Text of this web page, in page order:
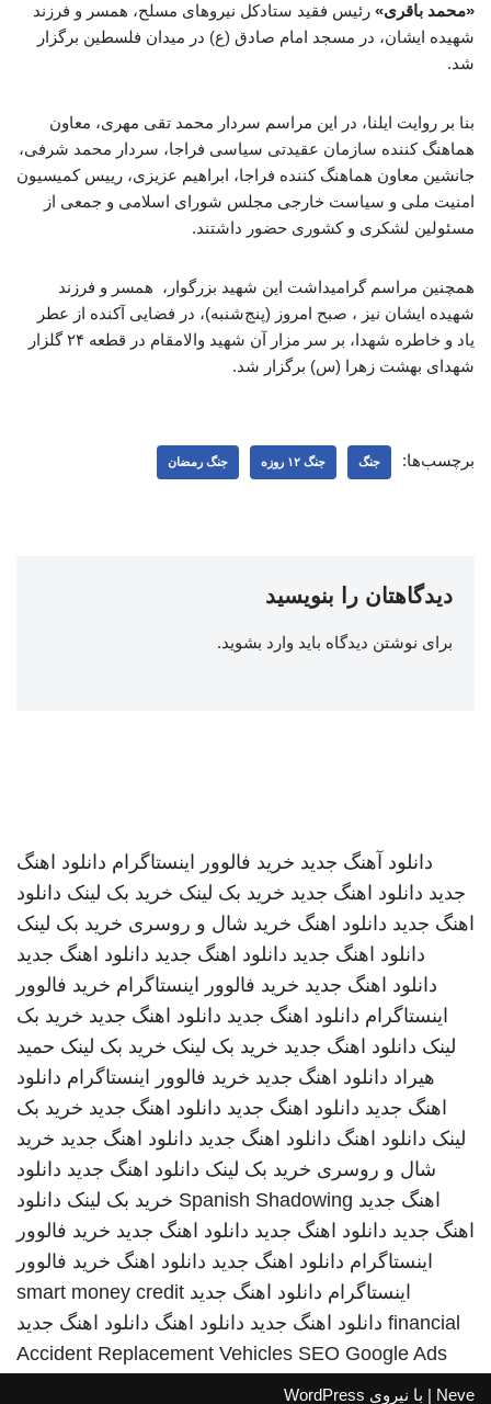
«محمد باقری» رئیس فقید ستادکل نیروهای مسلح، همسر و فرزند
شهیده ایشان، در مسجد امام صادق (ع) در میدان فلسطین برگزار
شد.
بنا بر روایت ایلنا، در این مراسم سردار محمد تقی مهری، معاون
هماهنگ کننده سازمان عقیدتی سیاسی فراجا، سردار محمد شرفی،
جانشین معاون هماهنگ کننده فراجا، ابراهیم عزیزی، رییس کمیسیون
امنیت ملی و سیاست خارجی مجلس شورای اسلامی و جمعی از
مسئولین لشکری و کشوری حضور داشتند.
همچنین مراسم گرامیداشت این شهید بزرگوار، همسر و فرزند
شهیده ایشان نیز ، صبح امروز (پنج‌شنبه)، در فضایی آکنده از عطر
یاد و خاطره شهدا، بر سر مزار آن شهید والامقام در قطعه ۲۴ گلزار
شهدای بهشت زهرا (س) برگزار شد.
برچسب‌ها: جنگ جنگ ۱۲ روزه جنگ رمضان
دیدگاهتان را بنویسید
برای نوشتن دیدگاه باید وارد بشوید.
دانلود آهنگ جدید خرید فالوور اینستاگرام دانلود اهنگ
جدید دانلود اهنگ جدید خرید بک لینک خرید بک لینک دانلود
اهنگ جدید دانلود اهنگ خرید شال و روسری خرید بک لینک
دانلود اهنگ جدید دانلود اهنگ جدید دانلود اهنگ جدید
دانلود اهنگ جدید خرید فالوور اینستاگرام خرید فالوور
اینستاگرام دانلود اهنگ جدید دانلود اهنگ جدید خرید بک
لینک دانلود اهنگ جدید خرید بک لینک خرید بک لینک حمید
هیراد دانلود اهنگ جدید خرید فالوور اینستاگرام دانلود
اهنگ جدید دانلود اهنگ جدید دانلود اهنگ جدید خرید بک
لینک دانلود اهنگ دانلود اهنگ جدید دانلود اهنگ جدید خرید
شال و روسری خرید بک لینک دانلود اهنگ جدید دانلود
اهنگ جدید Spanish Shadowing خرید بک لینک دانلود
اهنگ جدید دانلود اهنگ جدید دانلود اهنگ جدید خرید فالوور
اینستاگرام دانلود اهنگ جدید دانلود اهنگ خرید فالوور
اینستاگرام دانلود اهنگ جدید smart money credit
financial دانلود اهنگ جدید دانلود اهنگ دانلود اهنگ جدید
Accident Replacement Vehicles SEO Google Ads
Neve | با نیروی WordPress